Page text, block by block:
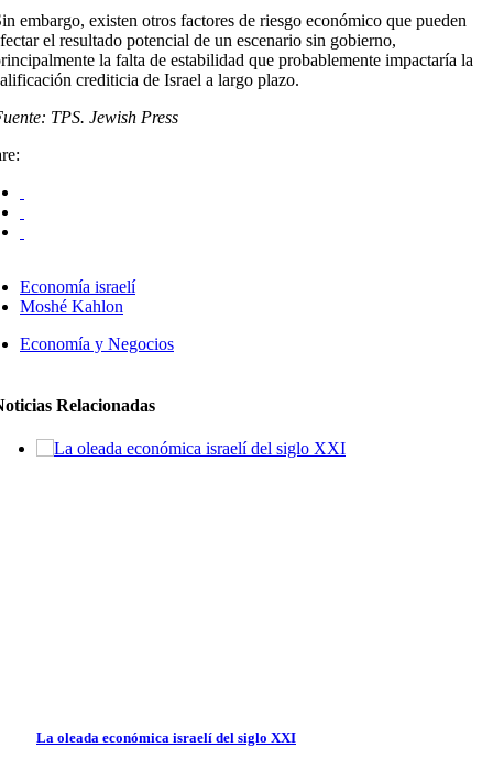
embargo, existen otros factores de riesgo económico que pueden
el resultado potencial de un escenario sin gobierno,
la falta de estabilidad que probablemente impactaría la
crediticia de Israel a largo plazo.
TPS. Jewish Press
Economía israelí
Moshé Kahlon
Economía y Negocios
Relacionadas
La oleada económica israelí del siglo XXI